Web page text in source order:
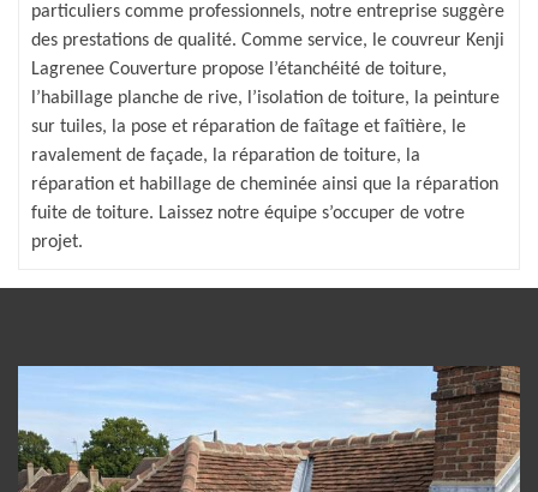
particuliers comme professionnels, notre entreprise suggère
des prestations de qualité. Comme service, le couvreur Kenji
Lagrenee Couverture propose l’étanchéité de toiture,
l’habillage planche de rive, l’isolation de toiture, la peinture
sur tuiles, la pose et réparation de faîtage et faîtière, le
ravalement de façade, la réparation de toiture, la
réparation et habillage de cheminée ainsi que la réparation
fuite de toiture. Laissez notre équipe s’occuper de votre
projet.